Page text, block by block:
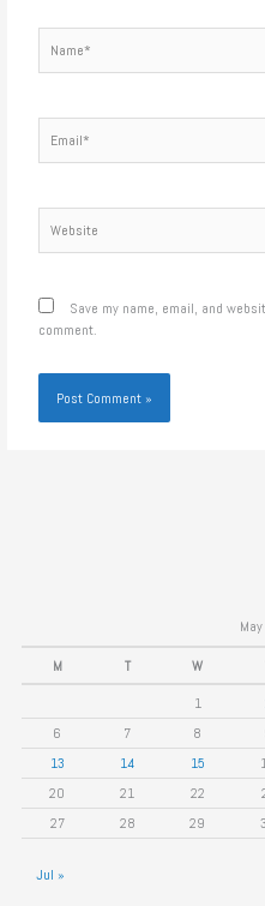
Save my name, email, and
comment.
M T W
1
6
7 8
13
14 15
20
21 22
27
28 29
Jul »